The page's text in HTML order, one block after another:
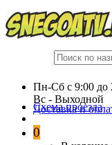
Пн-Сб c 9:00 до
Вc - Выходной
Схема проезда
Доставка и
0